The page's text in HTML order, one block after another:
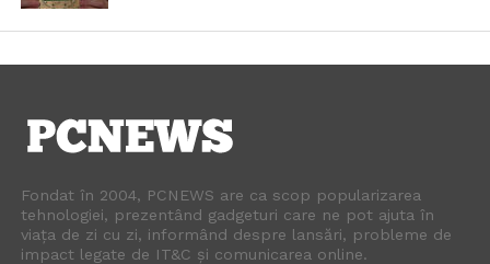
Fondat în 2004, PCNEWS are ca scop popularizarea
tehnologiei, prezentând gadgeturi care ne pot ajuta în
viața de zi cu zi, informând despre lansări, probleme de
impact legate de IT&C și comunicarea online.